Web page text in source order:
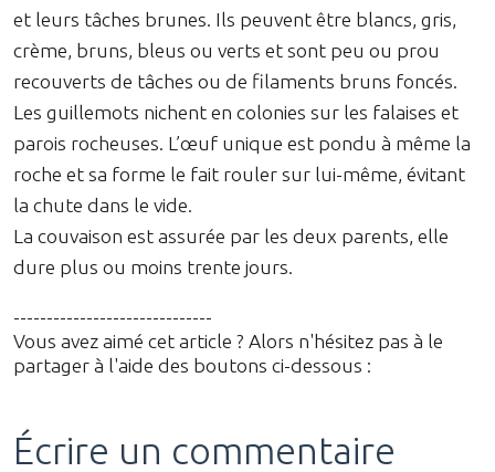
et leurs tâches brunes. Ils peuvent être blancs, gris,
crème, bruns, bleus ou verts et sont peu ou prou
recouverts de tâches ou de filaments bruns foncés.
Les guillemots nichent en colonies sur les falaises et
parois rocheuses. L’œuf unique est pondu à même la
roche et sa forme le fait rouler sur lui-même, évitant
la chute dans le vide.
La couvaison est assurée par les deux parents, elle
dure plus ou moins trente jours.
------------------------------
Vous avez aimé cet article ? Alors n'hésitez pas à le
partager à l'aide des boutons ci-dessous :
Écrire un commentaire